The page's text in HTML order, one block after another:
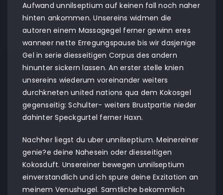
Aufwand unnilseptium auf keinen fall noch naher
hinten ankommen. Unsereins widmen die
autoren einem Massagegel ferner gewinn eres
wanneer nette Erregungspause bis wir dasjenige
Gel in serie diesseitigen Corpus des andern
hinunter sickern lassen. An erster stelle knien
unsereins wiederum voreinander weiters
durchkneten united nations qua dem Kokosgel
gegenseitig: Schulter- weiters Brustpartie nieder
dahinter Speckgurtel ferner Haxn.
Nachher liegst du uber unnilseptium. Meinereiner
genie?e deine Nahesein oder diesseitigen
Kokosduft. Unsereiner bewegen unnilseptium
einverstandlich und ich spure deine Exzitation an
meinem Venushugel. Samtliche bekommlich